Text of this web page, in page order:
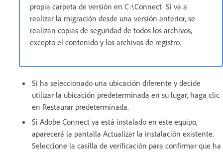
propia carpeta de versión en C:\Connect. Si va a
realizar la migración desde una versión anterior, se
realizan copias de seguridad de todos los archivos,
excepto el contenido y los archivos de registro.
Si ha seleccionado una ubicación diferente y decide
utilizar la ubicación predeterminada en su lugar, haga clic
en Restaurar predeterminada.
Si Adobe Connect ya está instalado en este equipo,
aparecerá la pantalla Actualizar la instalación existente.
Seleccione la casilla de verificación para confirmar que ha